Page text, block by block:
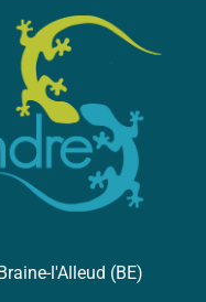
l'Alleud (BE)